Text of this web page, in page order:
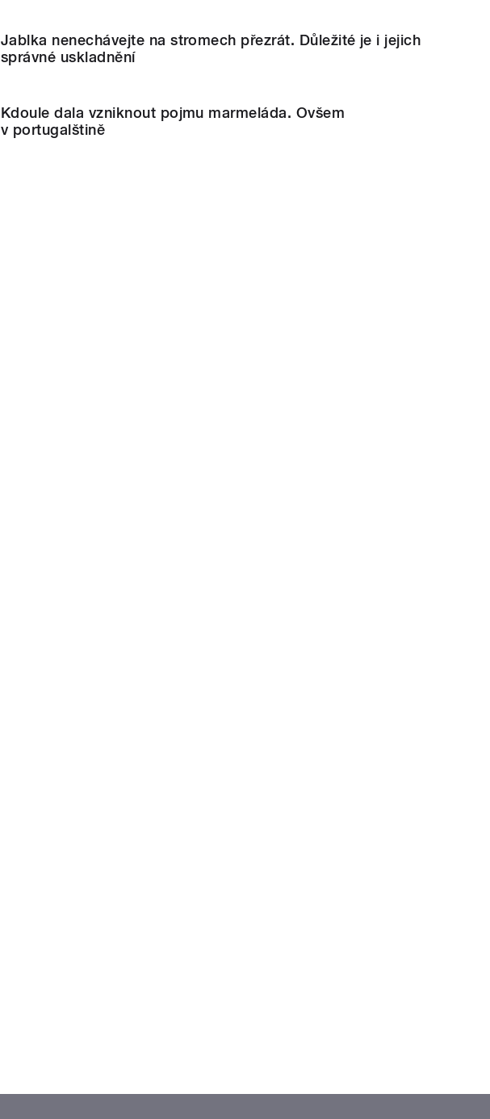
Jablka nenechávejte na stromech přezrát. Důležité je i jejich
správné uskladnění
Kdoule dala vzniknout pojmu marmeláda. Ovšem
v portugalštině